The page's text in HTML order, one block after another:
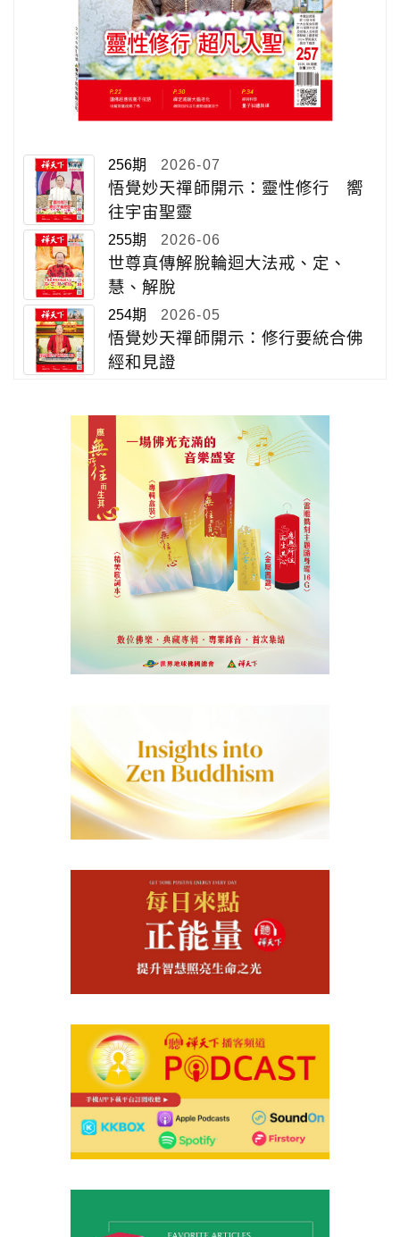
256期 2026-07
悟覺妙天禪師開示：靈性修行 嚮
往宇宙聖靈
255期 2026-06
世尊真傳解脫輪迴大法戒、定、
慧、解脫
254期 2026-05
悟覺妙天禪師開示：修行要統合佛
經和見證